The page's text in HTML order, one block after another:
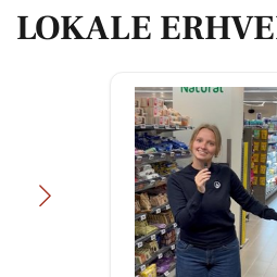
LOKALE